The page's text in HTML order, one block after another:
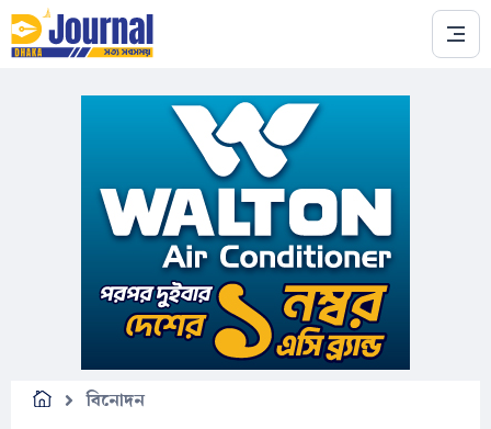
Skip to main content
বিনোদন